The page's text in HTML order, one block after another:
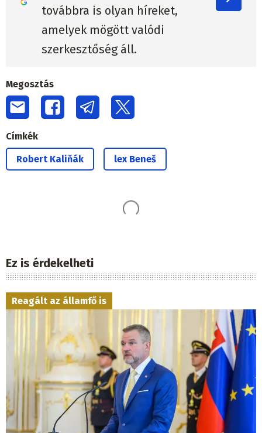
továbbra is olyan híreket,
amelyek mögött valódi
szerkesztőség áll.
Megosztás
Címkék
Robert Kaliňák lex Beneš
Ez is érdekelheti
Reagált az államfő is